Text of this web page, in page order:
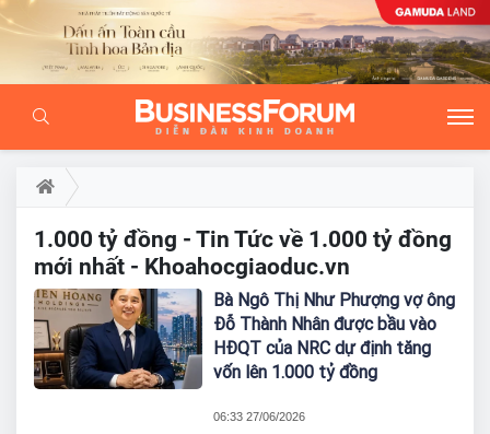
1.000 tỷ đồng - Tin Tức về 1.000 tỷ đồng
mới nhất - Khoahocgiaoduc.vn
Bà Ngô Thị Như Phượng vợ ông
Đỗ Thành Nhân được bầu vào
HĐQT của NRC dự định tăng
vốn lên 1.000 tỷ đồng
06:33 27/06/2026